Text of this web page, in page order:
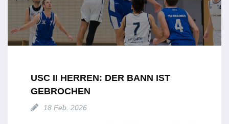
USC II HERREN: DER BANN IST
GEBROCHEN
18 Feb. 2026